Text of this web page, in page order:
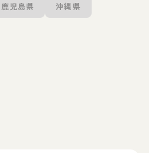
鹿児島県 沖縄県